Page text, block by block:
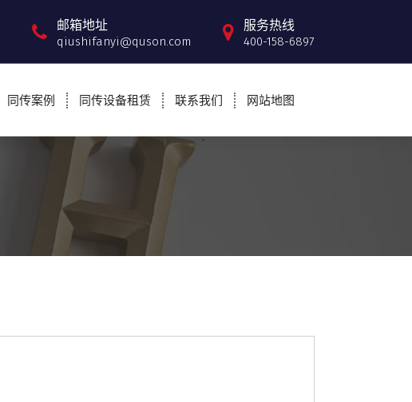
邮箱地址
qiushifanyi@quson.com
服务热线
400-158-6897
同传案例 同传设备租赁 联系我们 网站地图